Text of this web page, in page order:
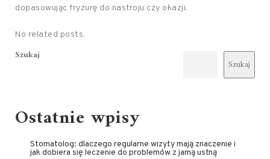
dopasowując fryzurę do nastroju czy okazji.
No related posts.
Szukaj
Szukaj
Ostatnie wpisy
Stomatolog: dlaczego regularne wizyty mają znaczenie i
jak dobiera się leczenie do problemów z jamą ustną